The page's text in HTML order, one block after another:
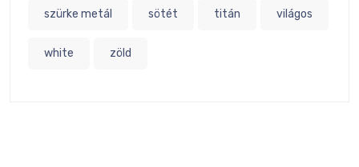
szürke metál sötét titán világos
white zöld